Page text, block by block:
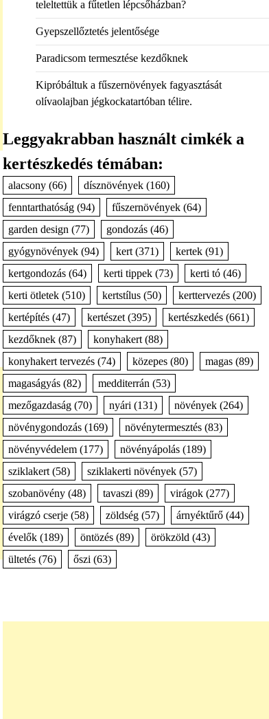
teleltettük a fűtetlen lépcsőházban?
Gyepszellőztetés jelentősége
Paradicsom termesztése kezdőknek
Kipróbáltuk a fűszernövények fagyasztását
olívaolajban jégkockatartóban télire.
Leggyakrabban használt cimkék a
kertészkedés témában:
alacsony(66) dísznövények(160)
fenntarthatóság(94) fűszernövények(64)
garden design (77) gondozás(46)
gyógynövények(94) kert(371) kertek(91)
kertgondozás(64) kerti tippek(73) kerti tó(46)
kerti ötletek(510) kertstílus(50) kerttervezés(200)
kertépítés(47) kertészet(395) kertészkedés(661)
kezdőknek(87) konyhakert(88)
konyhakert tervezés(74) közepes(80) magas(89)
magaságyás(82) medditerrán (53)
mezőgazdaság(70) nyári (131) növények(264)
növénygondozás(169) növénytermesztés(83)
növényvédelem(177) növényápolás(189)
sziklakert(58) sziklakerti növények(57)
szobanövény(48) tavaszi (89) virágok(277)
virágzó cserje(58) zöldség(57) árnyéktűrő(44)
évelők(189) öntözés(89) örökzöld (43)
ültetés(76) őszi (63)